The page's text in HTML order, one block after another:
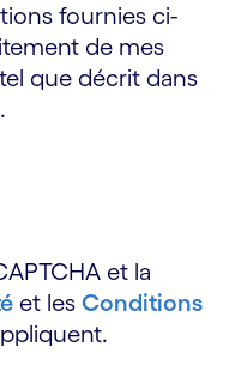
fournies ci-
de mes
que décrit dans
.
et la
et les Conditions